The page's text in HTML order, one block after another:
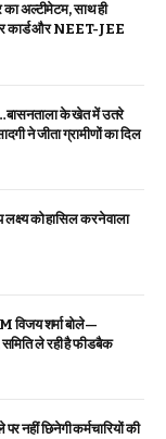
अल्टीमेटम, साथ ही
कार्ड और NEET-JEE
के खेत में उतरे
ने जीता ग्रामीणों का दिल
को हासिल करने वाला
विजय शर्मा बोले—
ले रही है फीडबैक
नहीं छिनेगी कर्मचारियों की